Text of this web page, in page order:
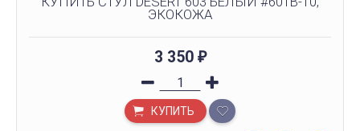
ЭКОКОЖА
3 350 ₽
КУПИТЬ